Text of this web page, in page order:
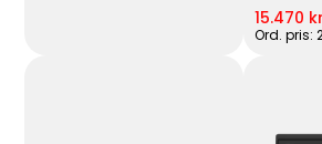
15.470 kr
Ord. pris: